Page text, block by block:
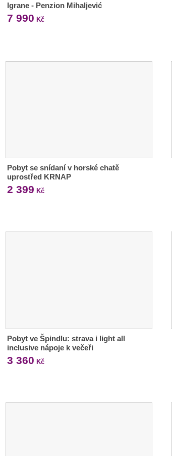
Igrane - Penzion Mihaljević
7 990 Kč
Pobyt se snídaní v horské chatě
uprostřed KRNAP
2 399 Kč
Pobyt ve Špindlu: strava i light all
inclusive nápoje k večeři
3 360 Kč